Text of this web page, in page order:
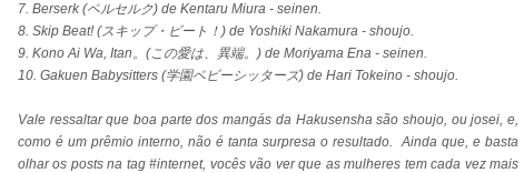
7. Berserk (ベルセルク) de Kentaru Miura - seinen.
8. Skip Beat! (スキップ・ビート！) de Yoshiki Nakamura - shoujo.
9. Kono Ai Wa, Itan。 (この愛は、異端。) de Moriyama Ena - seinen.
10. Gakuen Babysitters (学園ベビーシッターズ) de Hari Tokeino - shoujo.
Vale ressaltar que boa parte dos mangás da Hakusensha são shoujo, ou josei, e,
como é um prêmio interno, não é tanta surpresa o resultado. Ainda que, e basta
olhar os posts na tag #internet, vocês vão ver que as mulheres tem cada vez mais